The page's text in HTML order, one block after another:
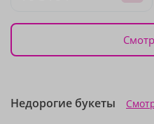
Недорогие букеты